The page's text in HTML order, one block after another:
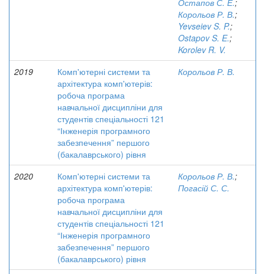
Остапов С. Е.;
Корольов Р. В.;
Yevseiev S. P.;
Ostapov S. E.;
Korolev R. V.
2019
Комп'ютерні системи та
архітектура комп'ютерів:
робоча програма
навчальної дисципліни для
студентів спеціальності 121
“Інженерія програмного
забезпечення” першого
(бакалаврського) рівня
Корольов Р. В.
2020
Комп'ютерні системи та
архітектура комп'ютерів:
робоча програма
навчальної дисципліни для
студентів спеціальності 121
“Інженерія програмного
забезпечення” першого
(бакалаврського) рівня
Корольов Р. В.;
Погасій С. С.